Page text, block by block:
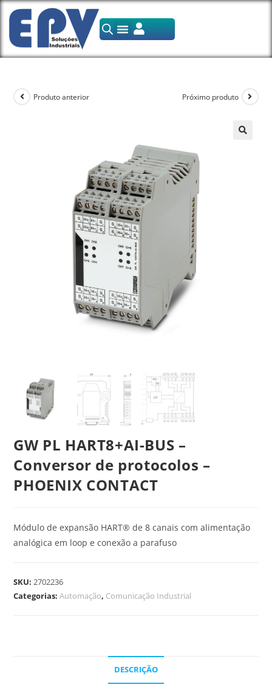
Produto anterior Próximo produto
GW PL HART8+AI-BUS –
Conversor de protocolos –
PHOENIX CONTACT
Módulo de expansão HART® de 8 canais com alimentação
analógica em loop e conexão a parafuso
SKU:2702236
Categorias:Automação, Comunicação Industrial
DESCRIÇÃO